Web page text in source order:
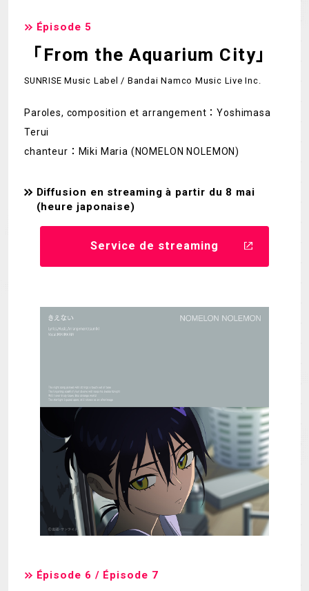
Épisode 5
「From the Aquarium City」
SUNRISE Music Label / Bandai Namco Music Live Inc.
Paroles, composition et arrangement：Yoshimasa
Terui
chanteur：Miki Maria (NOMELON NOLEMON)
Diffusion en streaming à partir du 8 mai
(heure japonaise)
Service de streaming
Épisode 6 / Épisode 7